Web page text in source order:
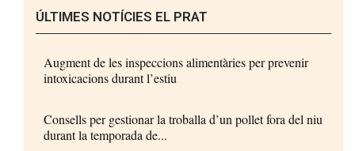
ÚLTIMES NOTÍCIES EL PRAT
Augment de les inspeccions alimentàries per prevenir
intoxicacions durant l’estiu
Consells per gestionar la troballa d’un pollet fora del niu
durant la temporada de...